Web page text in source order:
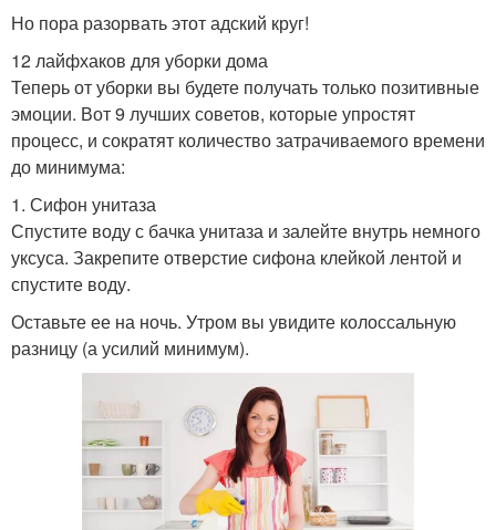
Но пора разорвать этот адский круг!
12 лайфхаков для уборки дома
Теперь от уборки вы будете получать только позитивные
эмоции. Вот 9 лучших советов, которые упростят
процесс, и сократят количество затрачиваемого времени
до минимума:
1. Сифон унитаза
Спустите воду с бачка унитаза и залейте внутрь немного
уксуса. Закрепите отверстие сифона клейкой лентой и
спустите воду.
Оставьте ее на ночь. Утром вы увидите колоссальную
разницу (а усилий минимум).